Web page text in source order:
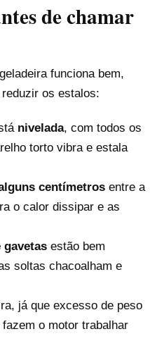
de chamar
funciona bem,
os estalos:
nivelada, com todos os
torto vibra e estala
centímetrosentre a
o calor dissipar e as
gavetasestão bem
soltas chacoalham e
já que excesso de peso
o motor trabalhar